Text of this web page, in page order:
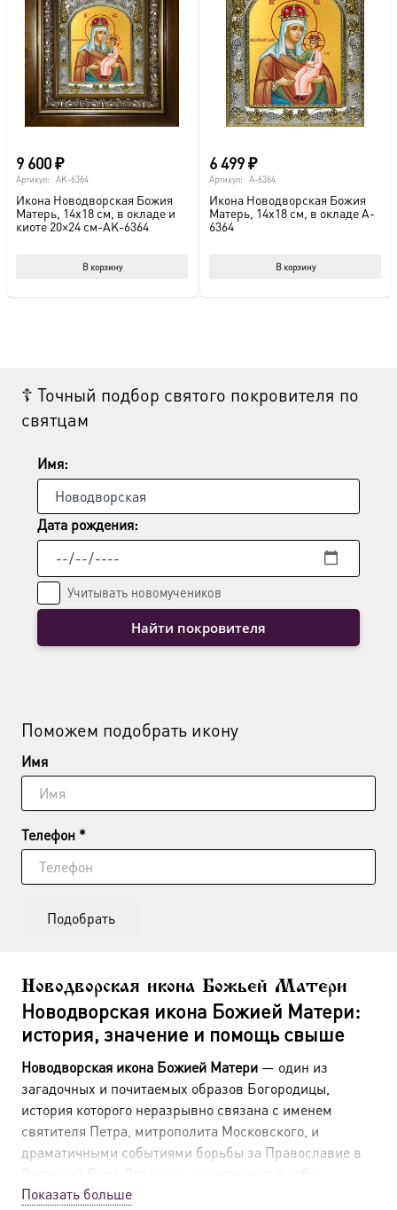
9 600₽
Артикул: AK-6364
Икона Новодворская Божия
Матерь, 14х18 см, в окладе и
киоте 20×24 см-AK-6364
В корзину
6 499₽
Артикул: A-6364
Икона Новодворская Божия
Матерь, 14х18 см, в окладе A-
6364
В корзину
☦ Точный подбор святого покровителя по
святцам
Имя:
Дата рождения:
Учитывать новомучеников
Найти покровителя
Поможем подобрать икону
Имя
Телефон *
Подобрать
Новодворская икона Божьей Матери
Новодворская икона Божией Матери:
история, значение и помощь свыше
Новодворская икона Божией Матери — один из
загадочных и почитаемых образов Богородицы,
история которого неразрывно связана с именем
святителя Петра, митрополита Московского, и
драматичными событиями борьбы за Православие в
Западной Руси. Эта икона, сочетающая в себе
древнюю византийскую традицию и
Показать больше